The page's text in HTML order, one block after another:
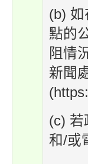
(b)
點的
阻情
新聞
(c) 若
和/或